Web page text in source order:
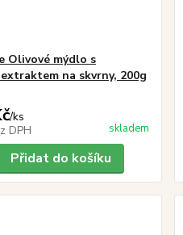
Olivové mýdlo s
na skvrny, 200g
/ks
DPH skladem
Přidat do košíku